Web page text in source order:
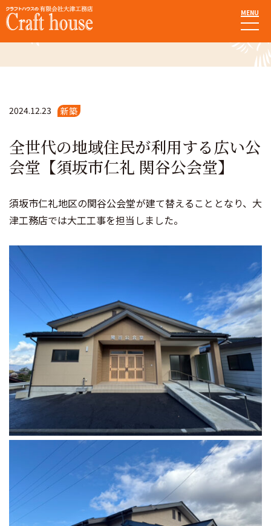
MENU
2024.12.23 新築
全世代の地域住民が利用する広い公
会堂【須坂市仁礼 関谷公会堂】
須坂市仁礼地区の関谷公会堂が建て替えることとなり、大
津工務店では大工工事を担当しました。